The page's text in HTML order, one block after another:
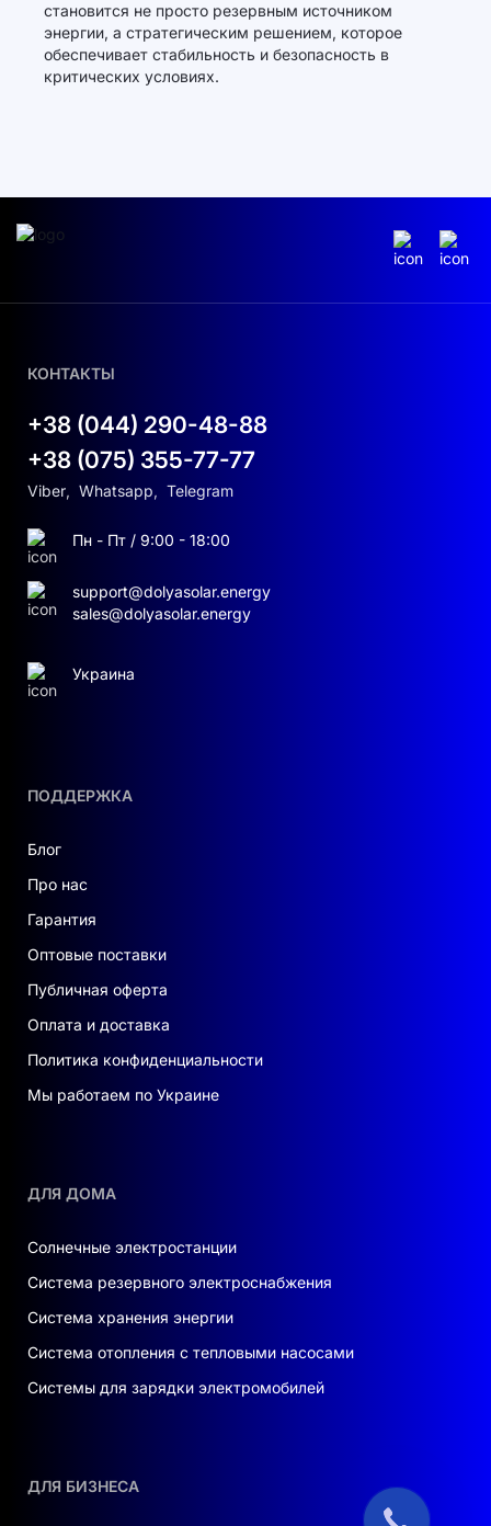
становится не просто резервным источником
энергии, а стратегическим решением, которое
обеспечивает стабильность и безопасность в
критических условиях.
ПОДДЕРЖКА
Блог
Про нас
Гарантия
Оптовые поставки
Публичная оферта
Оплата и доставка
Политика конфиденциальности
Мы работаем по Украине
ДЛЯ ДОМА
Солнечные электростанции
Система резервного электроснабжения
Система хранения энергии
Система отопления с тепловыми насосами
Системы для зарядки электромобилей
ДЛЯ БИЗНЕСА
КОНТАКТЫ
+38 (044) 290-48-88
+38 (075) 355-77-77
Viber, Whatsapp, Telegram
Пн - Пт / 9:00 - 18:00
support@dolyasolar.energy
sales@dolyasolar.energy
Украина